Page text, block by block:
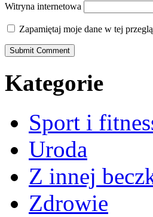
Witryna internetowa
Zapamiętaj moje dane w tej
Kategorie
Sport i
Uroda
Z innej
Zdrowie